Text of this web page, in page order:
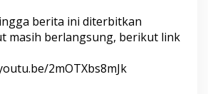
berita ini diterbitkan
masih berlangsung, berikut link
2mOTXbs8mJk